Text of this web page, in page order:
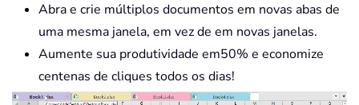
Abra e crie múltiplos documentos em novas abas de
uma mesma janela, em vez de em novas janelas.
Aumente sua produtividade em50% e economize
centenas de cliques todos os dias!